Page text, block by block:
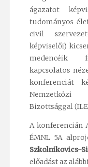
ágazatot
tudományos
civil
képviselői)
medencéik
kapcsolatos
konferenciát
Nemzetközi
Bizottsággal
A konferencián
ÉMNL 5A
előadást az